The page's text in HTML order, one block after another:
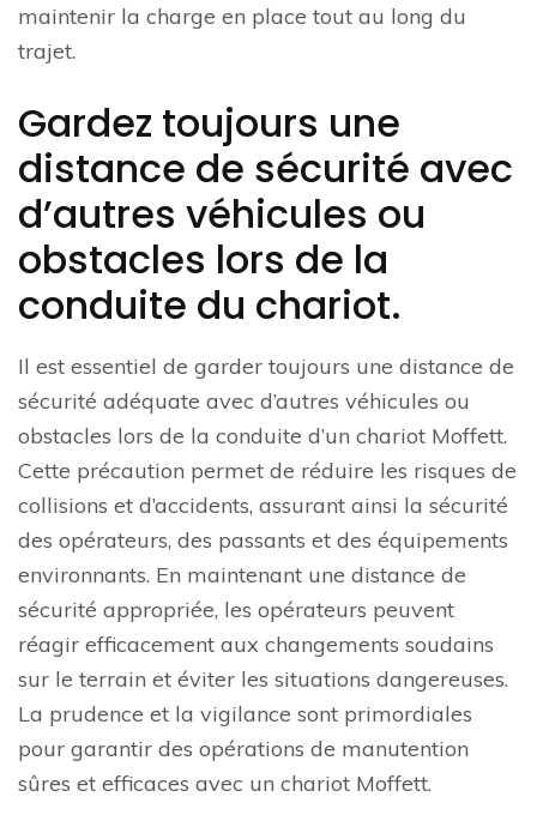
maintenir la charge en place tout au long du
trajet.
Gardez toujours une
distance de sécurité avec
d’autres véhicules ou
obstacles lors de la
conduite du chariot.
Il est essentiel de garder toujours une distance de
sécurité adéquate avec d’autres véhicules ou
obstacles lors de la conduite d’un chariot Moffett.
Cette précaution permet de réduire les risques de
collisions et d’accidents, assurant ainsi la sécurité
des opérateurs, des passants et des équipements
environnants. En maintenant une distance de
sécurité appropriée, les opérateurs peuvent
réagir efficacement aux changements soudains
sur le terrain et éviter les situations dangereuses.
La prudence et la vigilance sont primordiales
pour garantir des opérations de manutention
sûres et efficaces avec un chariot Moffett.